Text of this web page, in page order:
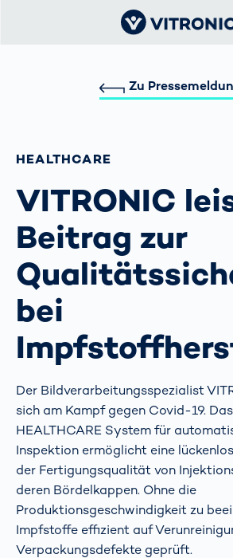
Zu
HEALTHCARE
VITRONIC
Beitrag zur
bei
Der Bildverarbeitungsspezialist
sich am Kampf gegen Covid-19.
HEALTHCARE System für
Inspektion ermöglicht eine
der Fertigungsqualität von
deren Bördelkappen. Ohne die
Produktionsgeschwindigkeit zu
Impfstoffe effizient auf
Verpackungsdefekte geprüft.